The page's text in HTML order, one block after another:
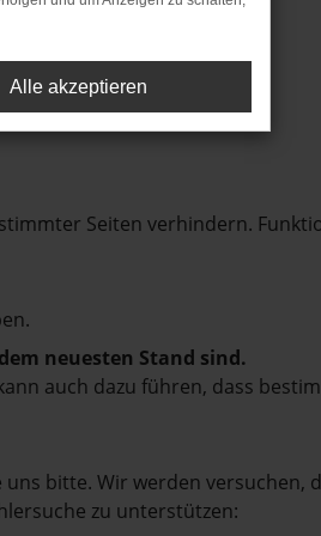
Seiten verhindern.
neuesten Stand sind.
auch dazu führen, dass
bitte. Wir werden versuchen,
zu unterstützen:
Alle akzeptieren